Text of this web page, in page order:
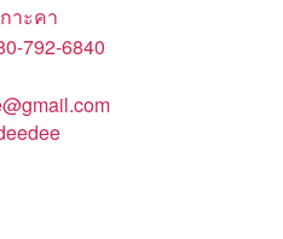
าะคา
792-6840